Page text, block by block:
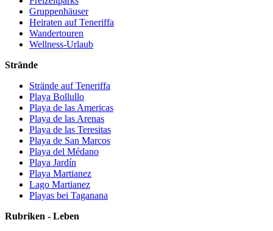
Gruppenhäuser
Heiraten auf Teneriffa
Wandertouren
Wellness-Urlaub
Strände
Strände auf Teneriffa
Playa Bollullo
Playa de las Americas
Playa de las Arenas
Playa de las Teresitas
Playa de San Marcos
Playa del Médano
Playa Jardín
Playa Martianez
Lago Martianez
Playas bei Taganana
Rubriken - Leben